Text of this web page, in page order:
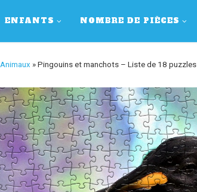
ENFANTS NOMBRE DE PIÈCES
Animaux » Pingouins et manchots – Liste de 18 puzzles